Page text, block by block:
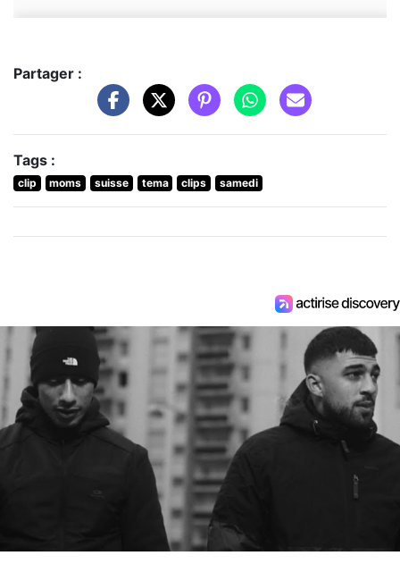
Partager :
Tags :
clip moms suisse tema clips samedi